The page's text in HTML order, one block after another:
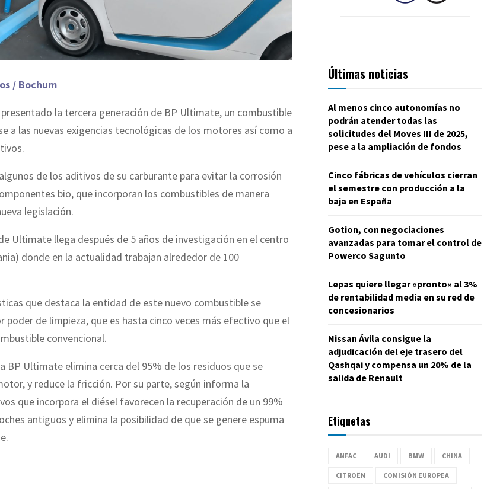
/ Bochum
la tercera generación de BP Ultimate, un combustible
a las nuevas exigencias tecnológicas de los motores así como a
de los aditivos de su carburante para evitar la corrosión
bio, que incorporan los combustibles de manera
legislación.
Ultimate llega después de 5 años de investigación en el centro
donde en la actualidad trabajan alrededor de 100
que destaca la entidad de este nuevo combustible se
poder de limpieza, que es hasta cinco veces más efectivo que el
convencional.
BP Ultimate elimina cerca del 95% de los residuos que se
y reduce la fricción. Por su parte, según informa la
que incorpora el diésel favorecen la recuperación de un 99%
antiguos y elimina la posibilidad de que se genere espuma
Últimas noticias
Al menos cinco autonomías no
podrán atender todas las
solicitudes del Moves III de 2025,
pese a la ampliación de fondos
Cinco fábricas de vehículos cierran
el semestre con producción a la
baja en España
Gotion, con negociaciones
avanzadas para tomar el control de
Powerco Sagunto
Lepas quiere llegar «pronto» al 3%
de rentabilidad media en su red de
concesionarios
Nissan Ávila consigue la
adjudicación del eje trasero del
Qashqai y compensa un 20% de la
salida de Renault
Etiquetas
ANFAC AUDI BMW CHINA
CITROËN COMISIÓN EUROPEA